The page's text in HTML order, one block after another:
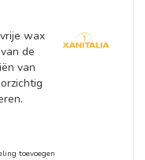
wax
de
van
toevoegen